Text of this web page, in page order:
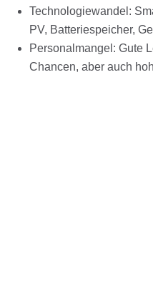
Technologiewandel:
PV, Batteriespeicher,
Personalmangel: Gute
Chancen, aber auch